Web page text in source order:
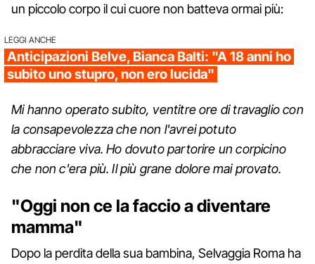
un piccolo corpo il cui cuore non batteva ormai più:
LEGGI ANCHE
Anticipazioni Belve, Bianca Balti: "A 18 anni ho
subito uno stupro, non ero lucida"
Mi hanno operato subito, ventitre ore di travaglio con
la consapevolezza che non l'avrei potuto
abbracciare viva. Ho dovuto partorire un corpicino
che non c'era più. Il più grane dolore mai provato.
"Oggi non ce la faccio a diventare
mamma"
Dopo la perdita della sua bambina, Selvaggia Roma ha